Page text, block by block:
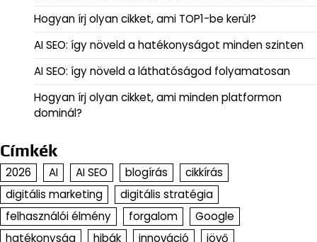
Hogyan írj olyan cikket, ami TOP1-be kerül?
AI SEO: így növeld a hatékonyságot minden szinten
AI SEO: így növeld a láthatóságod folyamatosan
Hogyan írj olyan cikket, ami minden platformon
dominál?
Címkék
2026 AI AI SEO blogírás
cikkírás
digitális marketing
digitális stratégia
felhasználói élmény
forgalom
Google
hatékonyság
hibák innováció
jövő